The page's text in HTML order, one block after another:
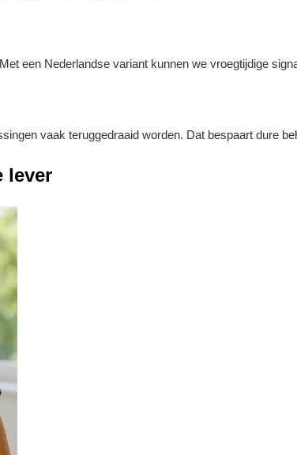
een Nederlandse variant kunnen we vroegtijdige
vaak teruggedraaid worden. Dat bespaart dure
lever